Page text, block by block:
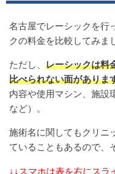
名古屋でレーシックを行
クの料金を比較してみま
ただし、 レーシックは料
比べられない面がありま
内容や使用マシン、施設
など）。
施術名に関してもクリニ
ていることもあるので、
↓↓スマホは表を右にスラ